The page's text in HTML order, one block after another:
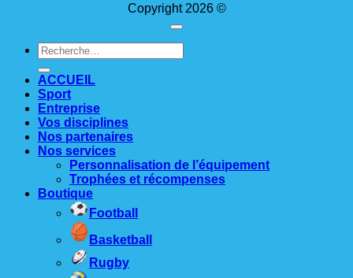
Copyright 2026 ©
Recherche
pour :
ACCUEIL
Sport
Entreprise
Vos disciplines
Nos partenaires
Nos services
Personnalisation de l’équipement
Trophées et récompenses
Boutique
Football
Basketball
Rugby